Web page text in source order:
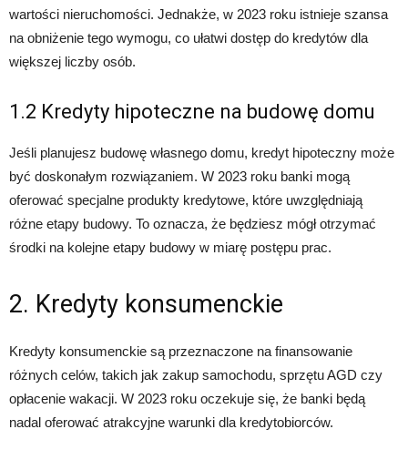
wartości nieruchomości. Jednakże, w 2023 roku istnieje szansa
na obniżenie tego wymogu, co ułatwi dostęp do kredytów dla
większej liczby osób.
1.2 Kredyty hipoteczne na budowę domu
Jeśli planujesz budowę własnego domu, kredyt hipoteczny może
być doskonałym rozwiązaniem. W 2023 roku banki mogą
oferować specjalne produkty kredytowe, które uwzględniają
różne etapy budowy. To oznacza, że będziesz mógł otrzymać
środki na kolejne etapy budowy w miarę postępu prac.
2. Kredyty konsumenckie
Kredyty konsumenckie są przeznaczone na finansowanie
różnych celów, takich jak zakup samochodu, sprzętu AGD czy
opłacenie wakacji. W 2023 roku oczekuje się, że banki będą
nadal oferować atrakcyjne warunki dla kredytobiorców.